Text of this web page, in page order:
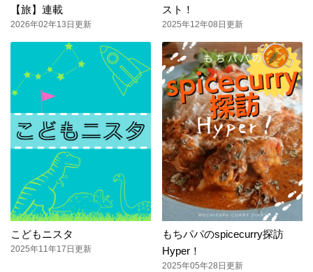
【旅】連載
2026年02年13日更新
スト！
2025年12年08日更新
こどもニスタ
2025年11年17日更新
もちパパのspicecurry探訪
Hyper！
2025年05年28日更新